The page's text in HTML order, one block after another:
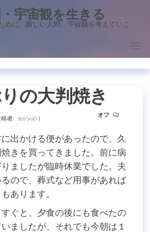
宇宙観を生きる
めに、新しい人間、宇宙観を考えていこ
の大判焼き
者: seiryu01 オフ
出かける便があったので、久
きを買ってきました。前に病
ましたが臨時休業でした。夫
ので、葬式など用事があれば
あります。
ぐと、夕食の後にも食べたの
ましたが、それでも今朝は１